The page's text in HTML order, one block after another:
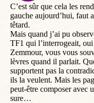
C’est sûr que cela les
gauche aujourd’hui, faut
têtard.
Mais quand j’ai pu
TF1 qui l’interrogeait,
Zemmour, vous vous
lèvres quand il parlait.
supportent pas la
ils la veulent. Mais les
peut-être composer avec
sure…